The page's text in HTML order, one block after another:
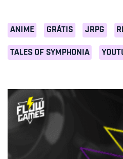
ANIME GRÁTIS JRPG
TALES OF SYMPHONIA